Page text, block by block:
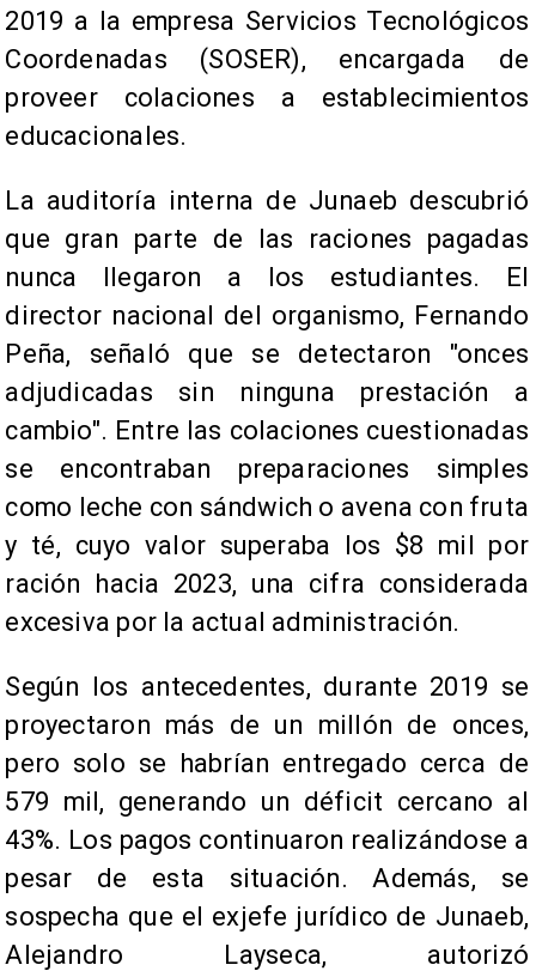
2019 a la empresa Servicios Tecnológicos
Coordenadas (SOSER), encargada de
proveer colaciones a establecimientos
educacionales.
La auditoría interna de Junaeb descubrió
que gran parte de las raciones pagadas
nunca llegaron a los estudiantes. El
director nacional del organismo, Fernando
Peña, señaló que se detectaron "onces
adjudicadas sin ninguna prestación a
cambio". Entre las colaciones cuestionadas
se encontraban preparaciones simples
como leche con sándwich o avena con fruta
y té, cuyo valor superaba los $8 mil por
ración hacia 2023, una cifra considerada
excesiva por la actual administración.
Según los antecedentes, durante 2019 se
proyectaron más de un millón de onces,
pero solo se habrían entregado cerca de
579 mil, generando un déficit cercano al
43%. Los pagos continuaron realizándose a
pesar de esta situación. Además, se
sospecha que el exjefe jurídico de Junaeb,
Alejandro Layseca, autorizó